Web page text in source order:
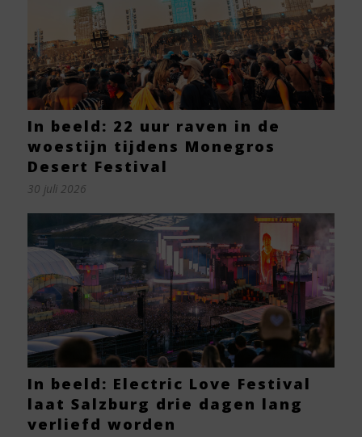
In beeld: 22 uur raven in de
woestijn tijdens Monegros
Desert Festival
30 juli 2026
In beeld: Electric Love Festival
laat Salzburg drie dagen lang
verliefd worden